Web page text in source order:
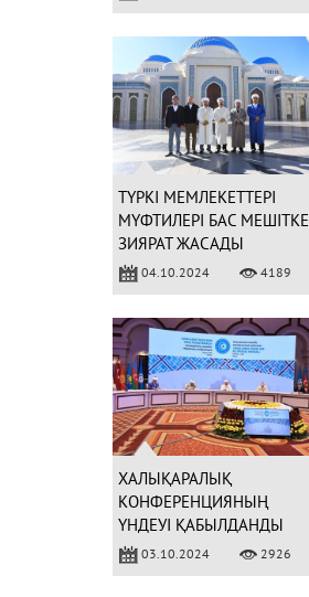
ТҮРКІ МЕМЛЕКЕТТЕРІ
МҮФТИЛЕРІ БАС МЕШІТКЕ
ЗИЯРАТ ЖАСАДЫ
04.10.2024 4189
ХАЛЫҚАРАЛЫҚ
КОНФЕРЕНЦИЯНЫҢ
ҮНДЕУІ ҚАБЫЛДАНДЫ
03.10.2024 2926